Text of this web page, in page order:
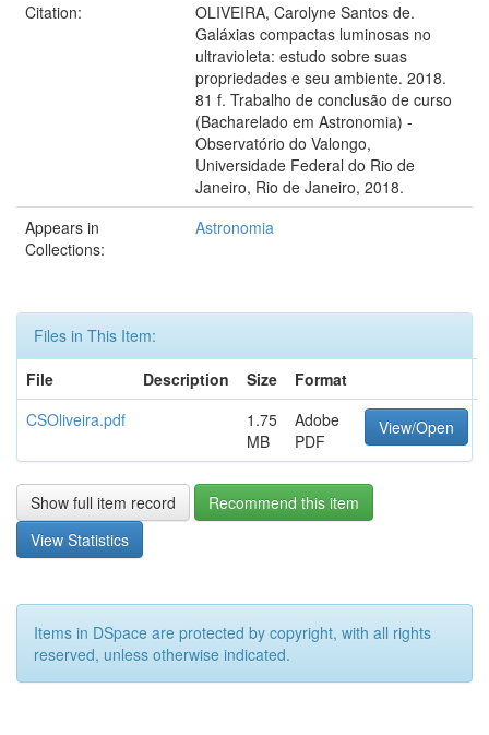
Citation:
OLIVEIRA, Carolyne Santos de.
Galáxias compactas luminosas no
ultravioleta: estudo sobre suas
propriedades e seu ambiente. 2018.
81 f. Trabalho de conclusão de curso
(Bacharelado em Astronomia) -
Observatório do Valongo,
Universidade Federal do Rio de
Janeiro, Rio de Janeiro, 2018.
Appears in
Collections:
Astronomia
Files in This Item:
File
Description Size
Format
CSOliveira.pdf
1.75
MB
Adobe
PDF
View/Open
Show full item record
Recommend this item
View Statistics
Items in DSpace are protected by copyright, with all rights
reserved, unless otherwise indicated.